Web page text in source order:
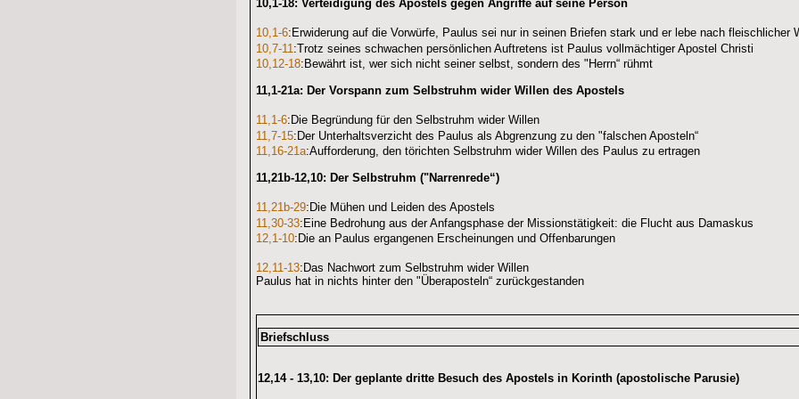
10,1-18: Verteidigung des Apostels gegen Angriffe auf seine Person
10,1-6:Erwiderung auf die Vorwürfe, Paulus sei nur in seinen Briefen stark und er lebe nach fleischlicher
10,7-11 :Trotz seines schwachen persönlichen Auftretens ist Paulus vollmächtiger Apostel Christi
10,12-18:Bewährt ist, wer sich nicht seiner selbst, sondern des "Herrn“ rühmt
11,1-21a: Der Vorspann zum Selbstruhm wider Willen des Apostels
11,1-6:Die Begründung für den Selbstruhm wider Willen
11,7-15:Der Unterhaltsverzicht des Paulus als Abgrenzung zu den "falschen Aposteln“
11,16-21a:Aufforderung, den törichten Selbstruhm wider Willen des Paulus zu ertragen
11,21b-12,10: Der Selbstruhm ("Narrenrede“)
11,21b-29:Die Mühen und Leiden des Apostels
11,30-33:Eine Bedrohung aus der Anfangsphase der Missionstätigkeit: die Flucht aus Damaskus
12,1-10:Die an Paulus ergangenen Erscheinungen und Offenbarungen
12,11-13: Das Nachwort zum Selbstruhm wider Willen
Paulus hat in nichts hinter den "Überaposteln“ zurückgestanden
Briefschluss
12,14 - 13,10: Der geplante dritte Besuch des Apostels in Korinth (apostolische Parusie)